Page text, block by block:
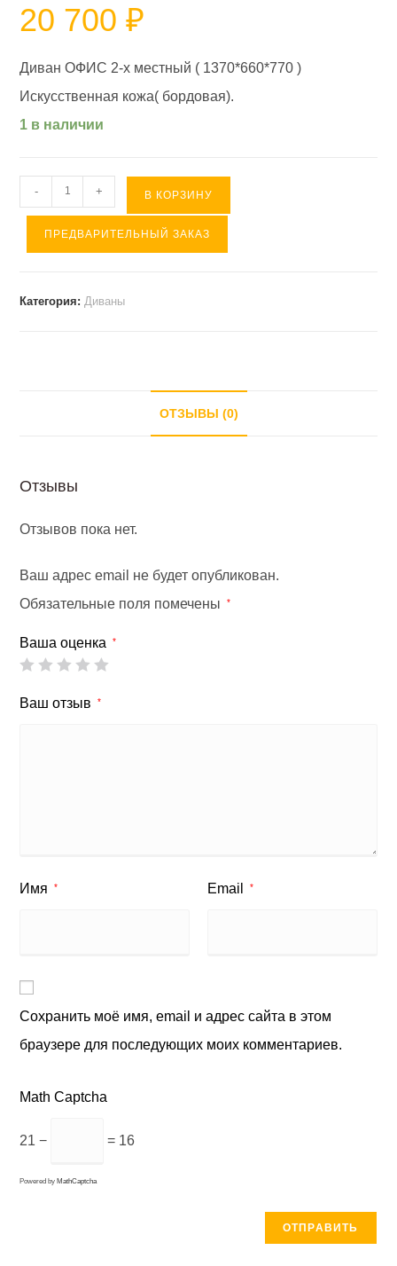
20 700₽
Диван ОФИС 2-х местный ( 1370*660*770 )
Искусственная кожа( бордовая).
1 в наличии
Количество
товара
Диван
- + В КОРЗИНУ
ПРЕДВАРИТЕЛЬНЫЙ ЗАКАЗ
Категория: Диваны
ОТЗЫВЫ (0)
Отзывы
Отзывов пока нет.
Ваш адрес email не будет опубликован.
Обязательные поля помечены
*
Ваша оценка *
Ваш отзыв *
Имя * Email *
Сохранить моё имя, email и адрес сайта в этом
браузере для последующих моих комментариев.
Math Captcha
21 − = 16
Powered by MathCaptcha